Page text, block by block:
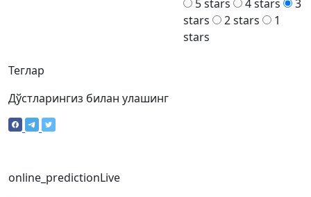
Теглар
5 stars 4 stars
3
stars
2 stars
1
stars
Дўстларингиз билан улашинг
online_predictionLive